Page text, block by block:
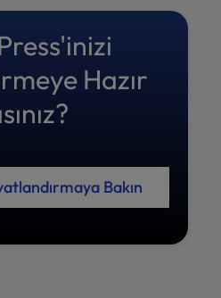
Hazır
Bakın